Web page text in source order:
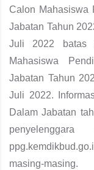
Calon Mahasiswa
Jabatan Tahun
Juli 2022 batas
Mahasiswa
Jabatan Tahun
Juli 2022.
Dalam Jabatan
masing-masing.